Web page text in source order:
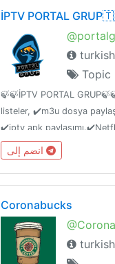
İPTV PORTAL
turkish
Topic
🍃🍃İPTV PORTAL
listeler, ✔️m3u dosya
✔️iptv apk
hesapları.✔️free accounts
ѕüreѕι̇z υzaĸlaşтιrιlιr. вι̇r
Coronabucks
turkish